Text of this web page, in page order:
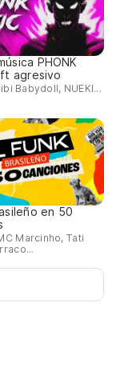
PHONK
agresivo
Babydoll, NUEKI...
en 50
Marcinho, Tati